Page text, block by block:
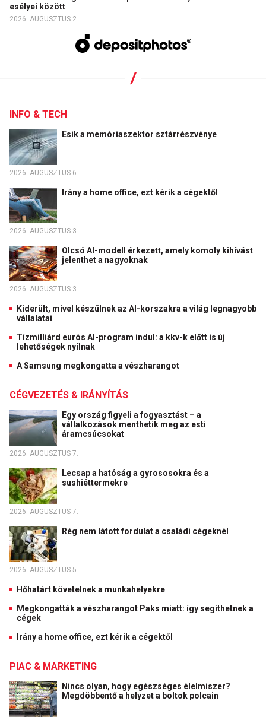
esélyei között
2026. AUGUSZTUS 2.
INFO & TECH
Esik a memóriaszektor sztárrészvénye
2026. AUGUSZTUS 6.
Irány a home office, ezt kérik a cégektől
2026. AUGUSZTUS 3.
Olcsó AI-modell érkezett, amely komoly kihívást
jelenthet a nagyoknak
2026. AUGUSZTUS 3.
Kiderült, mivel készülnek az AI-korszakra a világ legnagyobb
vállalatai
Tízmilliárd eurós AI-program indul: a kkv-k előtt is új
lehetőségek nyílnak
A Samsung megkongatta a vészharangot
CÉGVEZETÉS & IRÁNYÍTÁS
Egy ország figyeli a fogyasztást – a
vállalkozások menthetik meg az esti
áramcsúcsokat
2026. AUGUSZTUS 7.
Lecsap a hatóság a gyrososokra és a
sushiéttermekre
2026. AUGUSZTUS 7.
Rég nem látott fordulat a családi cégeknél
2026. AUGUSZTUS 5.
Hőhatárt követelnek a munkahelyekre
Megkongatták a vészharangot Paks miatt: így segíthetnek a
cégek
Irány a home office, ezt kérik a cégektől
PIAC & MARKETING
Nincs olyan, hogy egészséges élelmiszer?
Megdöbbentő a helyzet a boltok polcain